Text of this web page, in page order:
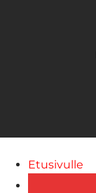
Etusivulle